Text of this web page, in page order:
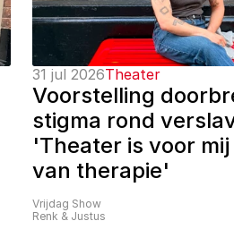
31 jul 2026Theater
Voorstelling
stigma rond
'Theater is voor
van therapie'
Vrijdag Show
Renk & Justus